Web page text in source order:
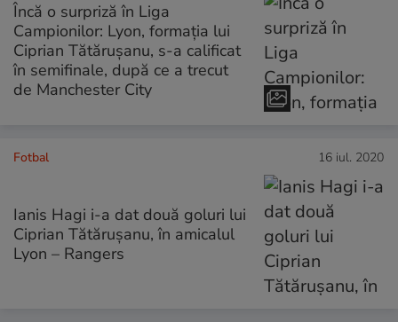
Încă o surpriză în Liga
Campionilor: Lyon, formația lui
Ciprian Tătărușanu, s-a calificat
în semifinale, după ce a trecut
de Manchester City
Fotbal 16 iul. 2020
Ianis Hagi i-a dat două goluri lui
Ciprian Tătărușanu, în amicalul
Lyon – Rangers